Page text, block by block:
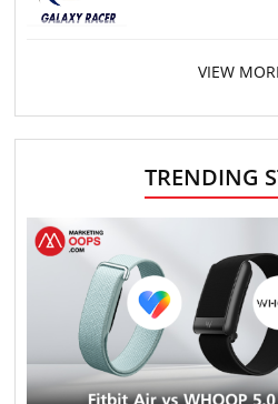
VIEW
TRENDING